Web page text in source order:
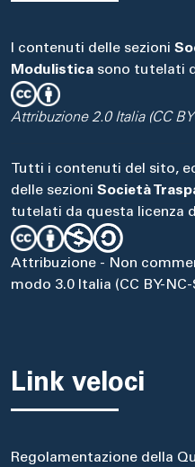
I contenuti delle sezioni
Modulistica sono tutelati
Attribuzione 2.0 Italia (CC
Tutti i contenuti del sito,
delle sezioni Società
tutelati da questa licenza
Attribuzione - Non
modo 3.0 Italia (CC BY-
Link veloci
Regolamentazione della